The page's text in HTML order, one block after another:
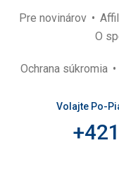
Pre novinárov
O
Ochrana súkromia
Volajte Po-